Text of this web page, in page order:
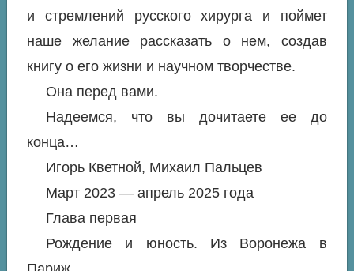
и стремлений русского хирурга и поймет
наше желание рассказать о нем, создав
книгу о его жизни и научном творчестве.
Она перед вами.
Надеемся, что вы дочитаете ее до
конца…
Игорь Кветной, Михаил Пальцев
Март 2023 — апрель 2025 года
Глава первая
Рождение и юность. Из Воронежа в